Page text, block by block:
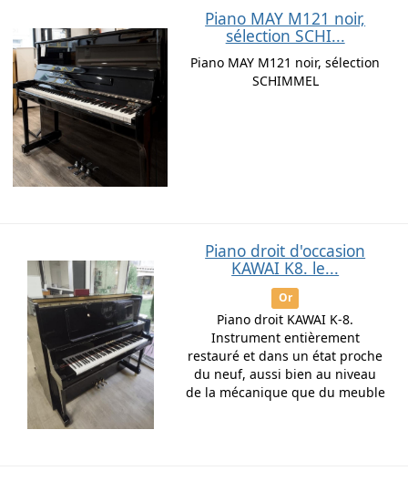
Piano MAY M121 noir,
sélection SCHI...
Piano MAY M121 noir, sélection
SCHIMMEL
Piano droit d'occasion
KAWAI K8. le...
Or
Piano droit KAWAI K-8.
Instrument entièrement
restauré et dans un état proche
du neuf, aussi bien au niveau
de la mécanique que du meuble